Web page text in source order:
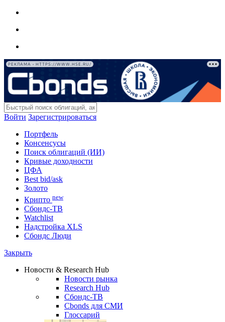
РЕКЛАМА • HTTPS://WWW.HSE.RU/
Войти Зарегистрироваться
Портфель
Консенсусы
Поиск облигаций (ИИ)
Кривые доходности
ЦФА
Best bid/ask
Золото
Крипто new
Сбондс-ТВ
Watchlist
Надстройка XLS
Сбондс Люди
Закрыть
Новости & Research Hub
Новости рынка
Research Hub
Сбондс-ТВ
Cbonds для СМИ
Глоссарий